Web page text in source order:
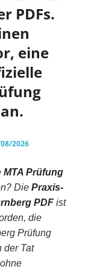
PDFs.
eine
2026
MTA Prüfung
Die Praxis-
PDF ist
die
Prüfung
der Tat